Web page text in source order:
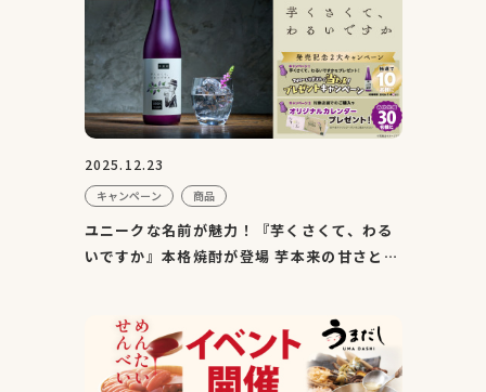
2025.12.23
キャンペーン 商品
ユニークな名前が魅力！『芋くさくて、わる
いですか』本格焼酎が登場 芋本来の甘さと香